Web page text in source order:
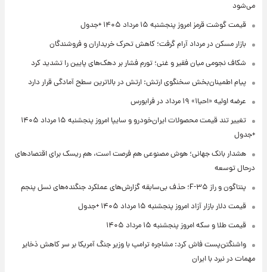
می‌شود
قیمت گوشت قرمز امروز پنجشنبه ۱۵ مرداد ۱۴۰۵ +جدول
بازار مسکن در مرداد آرام گرفت؛ کاهش تحرک خریداران و فروشندگان
شکاف نجومی میان فقیر و غنی؛ تورم فشار بر دهک‌های پایین را تشدید کرد
پیام اطمینان‌بخش سخنگوی ارتش: ارتش در بالاترین سطح آمادگی قرار دارد
عرضه اولیه «احیا۱» ۱۹ مرداد در فرابورس
تغییر تند قیمت محصولات ایران‌خودرو و سایپا امروز پنجشنبه ۱۵ مرداد ۱۴۰۵
+جدول
هشدار بانک جهانی؛ هوش مصنوعی هم فرصت است، هم ریسک برای اقتصادهای
درحال توسعه
پنتاگون و راز F-۳۵؛ حذف بی‌سابقه گزارش‌های عملکرد جنگنده‌های نسل پنجم
قیمت دلار بازار آزاد امروز پنجشنبه ۱۵ مرداد ۱۴۰۵ +جدول
قیمت طلا و سکه امروز پنجشنبه ۱۵ مرداد ۱۴۰۵
واشنگتن‌پست فاش کرد: مشاجره ترامپ با وزیر جنگ آمریکا بر سر کاهش ذخایر
مهمات در نبرد با ایران